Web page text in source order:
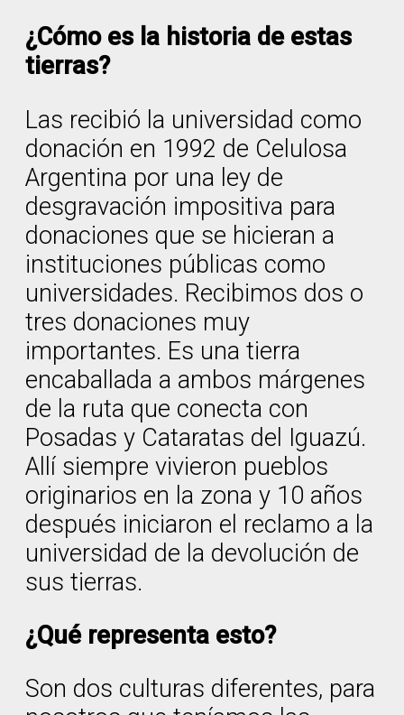
¿Cómo es la historia de estas
tierras?
Las recibió la universidad como
donación en 1992 de Celulosa
Argentina por una ley de
desgravación impositiva para
donaciones que se hicieran a
instituciones públicas como
universidades. Recibimos dos o
tres donaciones muy
importantes. Es una tierra
encaballada a ambos márgenes
de la ruta que conecta con
Posadas y Cataratas del Iguazú.
Allí siempre vivieron pueblos
originarios en la zona y 10 años
después iniciaron el reclamo a la
universidad de la devolución de
sus tierras.
¿Qué representa esto?
Son dos culturas diferentes, para